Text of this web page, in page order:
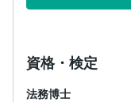
資格・検定
法務博士